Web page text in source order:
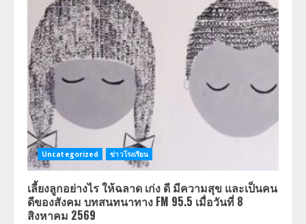
Uncategorized ข่าวโรงเรียน
เลี้ยงลูกอย่างไร ให้ฉลาด เก่ง ดี มีความสุข และเป็นคน
ดีของสังคม บทสนทนาทาง FM 95.5 เมื่อวันที่ 8
สิงหาคม 2569